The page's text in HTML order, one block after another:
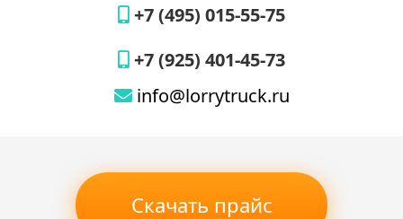
+7 (495) 015-55-75
+7 (925) 401-45-73
info@lorrytruck.ru
Скачать прайс